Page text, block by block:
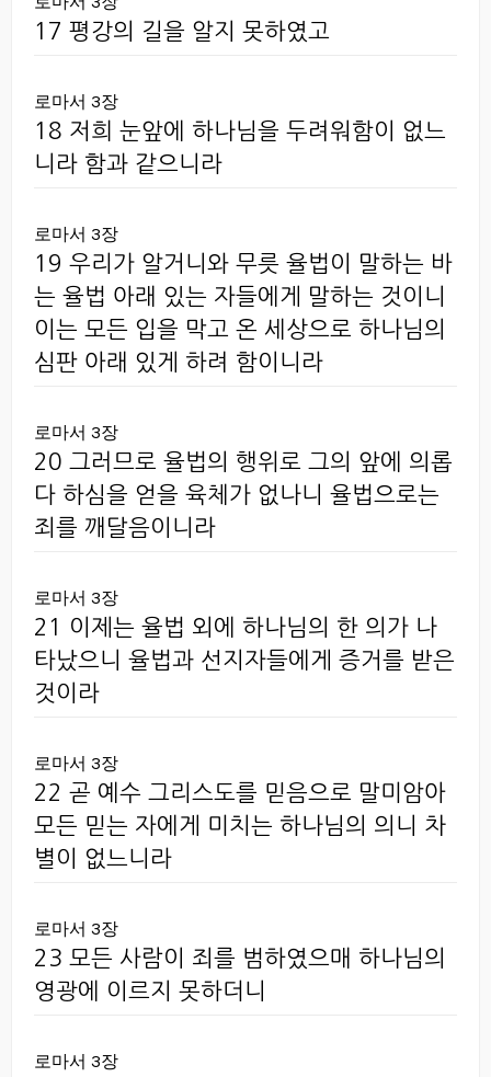
17 평강의 길을 알지 못하였고
로마서 3장
18 저희 눈앞에 하나님을 두려워함이 없느
니라 함과 같으니라
로마서 3장
19 우리가 알거니와 무릇 율법이 말하는 바
는 율법 아래 있는 자들에게 말하는 것이니
이는 모든 입을 막고 온 세상으로 하나님의
심판 아래 있게 하려 함이니라
로마서 3장
20 그러므로 율법의 행위로 그의 앞에 의롭
다 하심을 얻을 육체가 없나니 율법으로는
죄를 깨달음이니라
로마서 3장
21 이제는 율법 외에 하나님의 한 의가 나
타났으니 율법과 선지자들에게 증거를 받은
것이라
로마서 3장
22 곧 예수 그리스도를 믿음으로 말미암아
모든 믿는 자에게 미치는 하나님의 의니 차
별이 없느니라
로마서 3장
23 모든 사람이 죄를 범하였으매 하나님의
영광에 이르지 못하더니
로마서 3장